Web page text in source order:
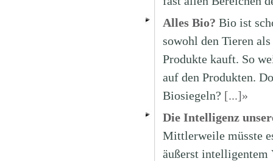
Alles Bio? Bio ist
sowohl den Tieren
Produkte kauft. So
auf den Produkten.
Biosiegeln? [...]»
Die Intelligenz
Mittlerweile müsste
äußerst intelligentem